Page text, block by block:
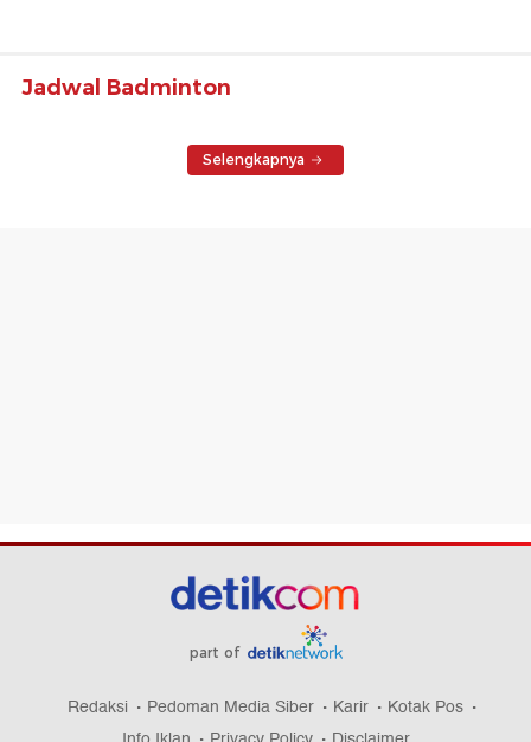
Jadwal Badminton
Selengkapnya
part of
Redaksi Pedoman Media Siber Karir
Kotak Pos